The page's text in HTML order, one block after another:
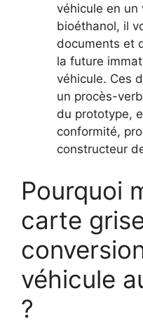
véhicule en un
bioéthanol, il
documents et
la future
véhicule. Ces
un procès-
du prototype,
conformité,
constructeur
Pourquoi
carte
véhicule
?